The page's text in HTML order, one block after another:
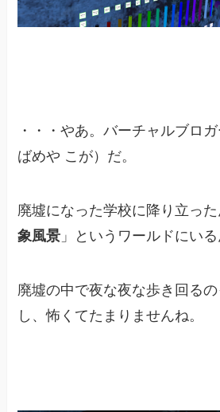
・・・やあ。バーチャルブロ
ばめや こが）だ。
廃墟になった学校に降り立っ
象風景 」というワールドにいる
廃墟の中で夜な夜な歩き回る
し、怖くてたまりませんね。